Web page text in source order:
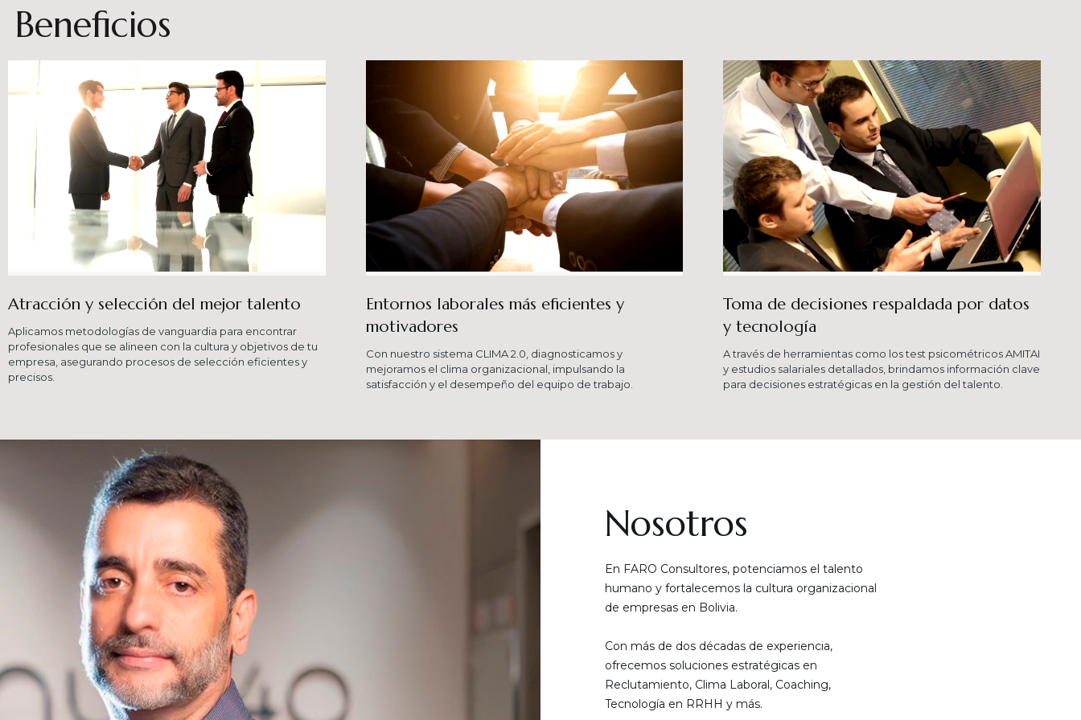
Beneficios
Atracción y selección del mejor talento
Aplicamos metodologías de vanguardia para encontrar
profesionales que se alineen con la cultura y objetivos de tu
empresa, asegurando procesos de selección eficientes y
precisos.
Entornos laborales más eficientes y
motivadores
Con nuestro sistema CLIMA 2.0, diagnosticamos y
mejoramos el clima organizacional, impulsando la
satisfacción y el desempeño del equipo de trabajo.
Toma de decisiones respaldada por datos
y tecnología​
A través de herramientas como los test psicométricos AMITAI
y estudios salariales detallados, brindamos información clave
para decisiones estratégicas en la gestión del talento.
Nosotros
En FARO Consultores, potenciamos el talento
humano y fortalecemos la cultura organizacional
de empresas en Bolivia.
Con más de dos décadas de experiencia,
ofrecemos soluciones estratégicas en
Reclutamiento, Clima Laboral, Coaching,
Tecnología en RRHH y más.